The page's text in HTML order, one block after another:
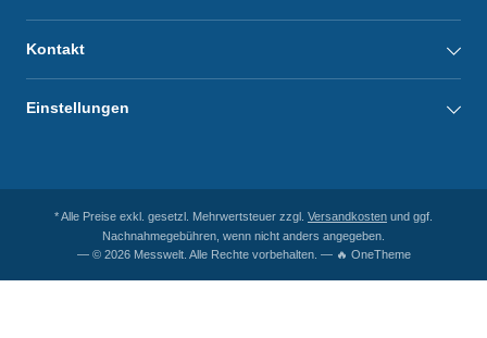
Kontakt
Einstellungen
* Alle Preise exkl. gesetzl. Mehrwertsteuer zzgl. Versandkosten und ggf.
Nachnahmegebühren, wenn nicht anders angegeben.
— © 2026 Messwelt. Alle Rechte vorbehalten. — 🔥 OneTheme